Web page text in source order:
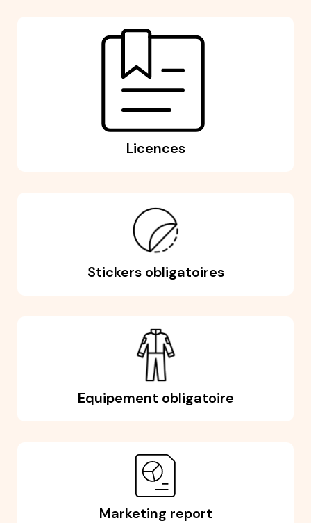
Licences
Stickers obligatoires
Equipement obligatoire
Marketing report